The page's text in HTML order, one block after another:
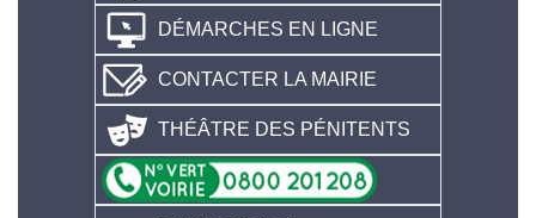
DÉMARCHES EN LIGNE
CONTACTER LA MAIRIE
THÉÂTRE DES PÉNITENTS